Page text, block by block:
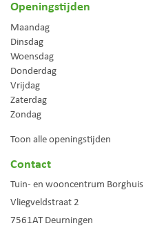
Openingstijden
Maandag
Dinsdag
Woensdag
Donderdag
Vrijdag
Zaterdag
Zondag
Toon alle openingstijden
Contact
Tuin- en wooncentrum Borghuis
Vliegveldstraat 2
7561AT Deurningen